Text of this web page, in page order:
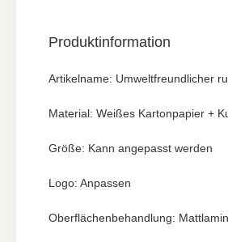
Produktinformation
Artikelname: Umweltfreundlicher
Material: Weißes Kartonpapier +
Größe: Kann angepasst werden
Logo: Anpassen
Oberflächenbehandlung: